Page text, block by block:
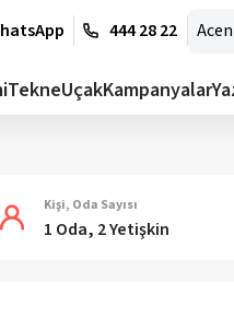
444 28 22
TekneUçakKampanyalar
Kişi, Oda Sayısı
1 Oda, 2 Yetişkin